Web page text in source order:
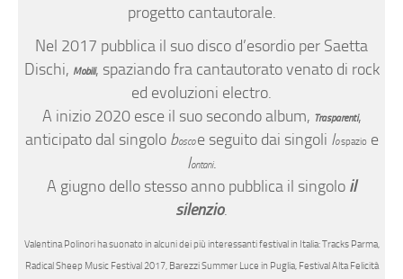
progetto cantautorale.
Nel 2017 pubblica il suo disco d’esordio per Saetta
Dischi, Mobili, spaziando fra cantautorato venato di rock
ed evoluzioni electro.
A inizio 2020 esce il suo secondo album, Trasparenti,
anticipato dal singolo boscoe seguito dai singoli lospazioe
lontani.
A giugno dello stesso anno pubblica il singolo il
silenzio.
Valentina Polinori ha suonato in alcuni dei più interessanti festival in Italia: Tracks Parma,
Radical Sheep Music Festival 2017, Barezzi Summer Luce in Puglia, Festival Alta Felicità